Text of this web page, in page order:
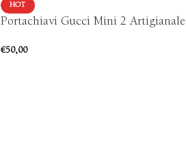
HOT
Portachiavi Gucci Mini 2 Artigianale
€50,00